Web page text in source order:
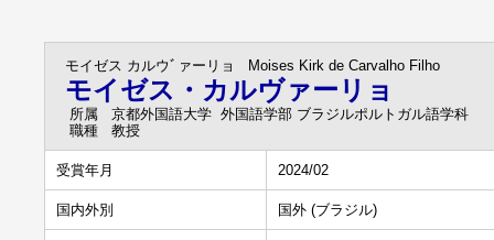
モイゼス カルウﾞァーリョ Moises Kirk de Carvalho Filho
モイゼス・カルヴァーリョ
所属
京都外国語大学 外国語学部 ブラジルポルトガル語学科
職種
教授
受賞年月 2024/02
国内外別 国外 (ブラジル)